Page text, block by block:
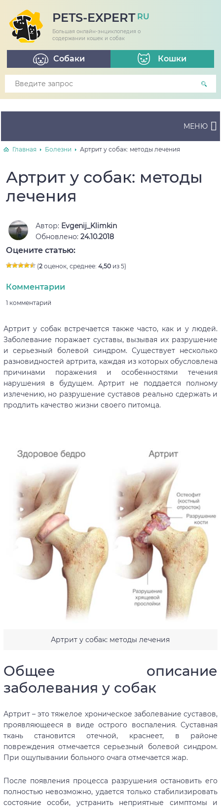
PETS-EXPERT RU
Большая онлайн-энциклопедия о
содержании кошек и собак
Собаки Кошки
МЕНЮ
Главная Болезни Артрит у собак: методы лечения
Артрит у собак: методы
лечения
Автор: Evgenij_Klimkin
Обновлено: 24.10.2018
Оцените статью:
(2оценок, среднее: 4,50из 5)
Комментарии
1 комментарий
Артрит у собак встречается также часто, как и у людей.
Заболевание поражает суставы, вызывая их разрушение
и серьезный болевой синдром. Существует несколько
разновидностей артрита, каждая из которых обусловлена
причинами поражения и особенностями течения
нарушения в будущем. Артрит не поддается полному
излечению, но разрушение суставов реально сдержать и
продлить качество жизни своего питомца.
Артрит у собак: методы лечения
Общее описание
заболевания у собак
Артрит – это тяжелое хроническое заболевание суставов,
проявляющееся в виде острого воспаления. Суставная
ткань становится отечной, краснеет, в районе
повреждения отмечается серьезный болевой синдром.
При ощупывании больного очага отмечается жар.
После появления процесса разрушения остановить его
полностью невозможно, удается только стабилизировать
состояние особи, устранить неприятные симптомы и